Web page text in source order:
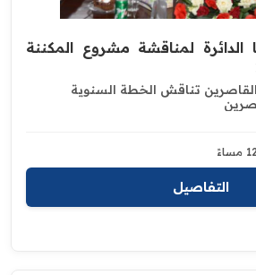
الدائرة لمناقشة مشروع المكننة
القاصرين تناقش الخطة السنوية
التفاصيل